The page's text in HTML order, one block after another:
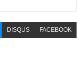
DISQUS FACEBOOK